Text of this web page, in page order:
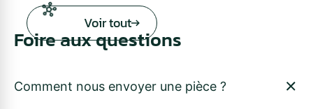
Voir tout
Foire aux questions
Comment nous envoyer une pièce ?